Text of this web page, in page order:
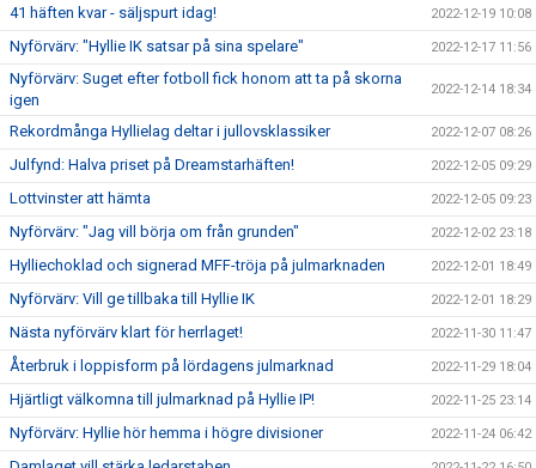
41 häften kvar - säljspurt idag! 2022-12-19 10:08
Nyförvärv: "Hyllie IK satsar på sina spelare" 2022-12-17 11:56
Nyförvärv: Suget efter fotboll fick honom att ta på skorna
igen
2022-12-14 18:34
Rekordmånga Hyllielag deltar i jullovsklassiker 2022-12-07 08:26
Julfynd: Halva priset på Dreamstarhäften! 2022-12-05 09:29
Lottvinster att hämta 2022-12-05 09:23
Nyförvärv: "Jag vill börja om från grunden" 2022-12-02 23:18
Hylliechoklad och signerad MFF-tröja på julmarknaden 2022-12-01 18:49
Nyförvärv: Vill ge tillbaka till Hyllie IK 2022-12-01 18:29
Nästa nyförvärv klart för herrlaget! 2022-11-30 11:47
Återbruk i loppisform på lördagens julmarknad 2022-11-29 18:04
Hjärtligt välkomna till julmarknad på Hyllie IP! 2022-11-25 23:14
Nyförvärv: Hyllie hör hemma i högre divisioner 2022-11-24 06:42